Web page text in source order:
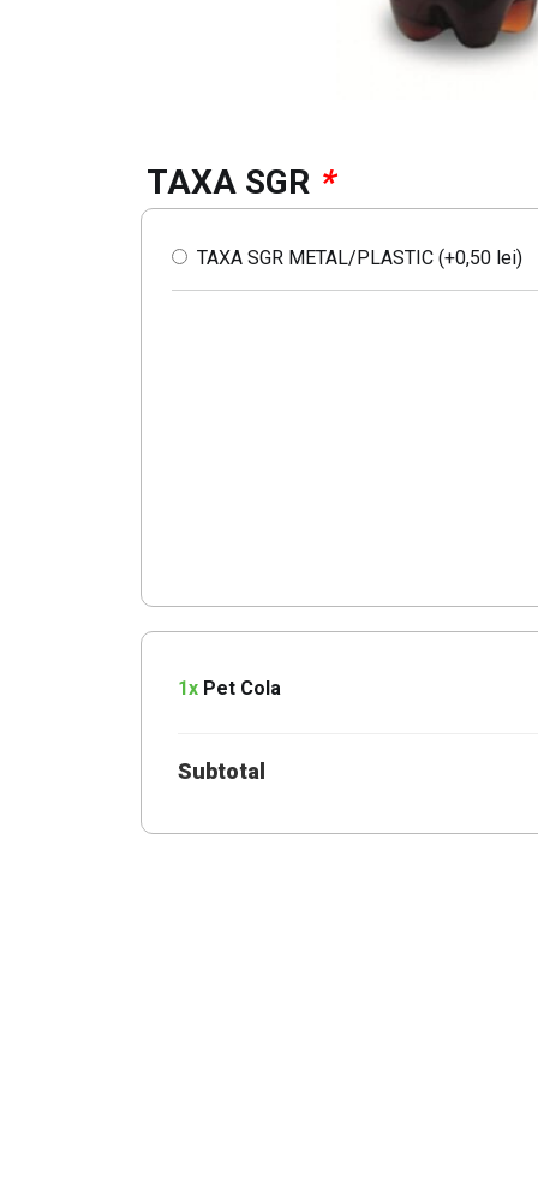
TAXA SGR *
TAXA SGR METAL/PLASTIC (+0,50 lei)
1x Pet Cola
Subtotal